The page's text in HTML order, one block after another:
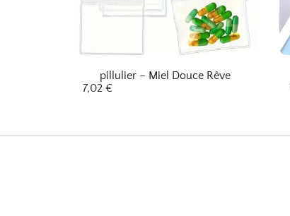
pillulier – Miel Douce Rêve
7,02 €